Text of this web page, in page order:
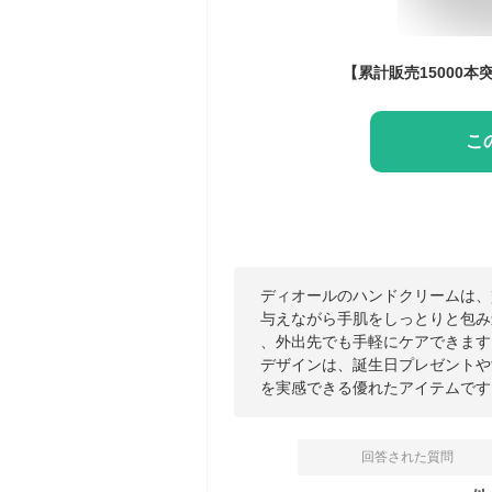
こ
ディオールのハンドクリームは
与えながら手肌をしっとりと包
、外出先でも手軽にケアできま
デザインは、誕生日プレゼント
を実感できる優れたアイテムで
回答された質問